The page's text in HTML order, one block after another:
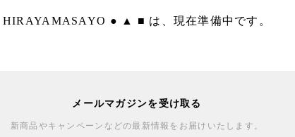
HIRAYAMASAYO ● ▲ ■ は、現在準備中です。
メールマガジンを受け取る
新商品やキャンペーンなどの最新情報をお届けいたします。